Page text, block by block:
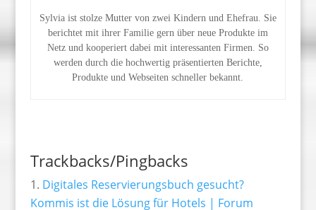
Sylvia ist stolze Mutter von zwei Kindern und Ehefrau. Sie
berichtet mit ihrer Familie gern über neue Produkte im
Netz und kooperiert dabei mit interessanten Firmen. So
werden durch die hochwertig präsentierten Berichte,
Produkte und Webseiten schneller bekannt.
Trackbacks/Pingbacks
Digitales Reservierungsbuch gesucht?
Kommis ist die Lösung für Hotels | Forum